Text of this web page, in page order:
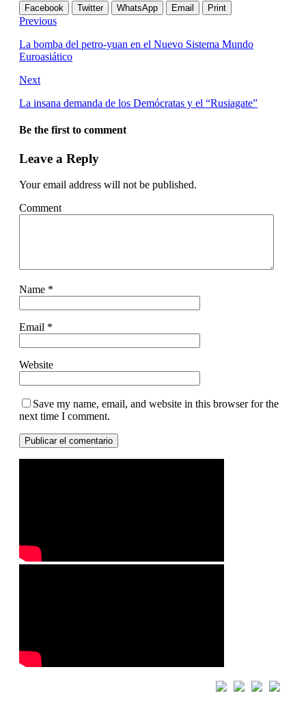
Facebook Twitter WhatsApp Email Print
Previous
La bomba del petro-yuan en el Nuevo Sistema Mundo
Euroasiático
Next
La insana demanda de los Demócratas y el “Rusiagate”
Be the first to comment
Leave a Reply
Your email address will not be published.
Comment
Name *
Email *
Website
Save my name, email, and website in this browser for the
next time I comment.